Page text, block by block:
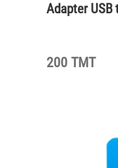
Adapter USB
200 TMT